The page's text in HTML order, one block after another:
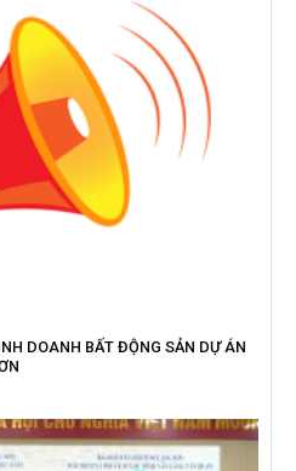
DOANH BẤT ĐỘNG SẢN DỰ ÁN